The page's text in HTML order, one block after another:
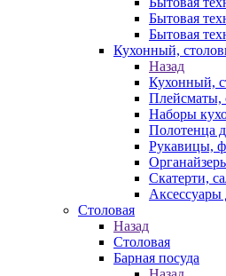
Бытовая
Бытовая
Кухонный,
Назад
Кухонный,
Плейсматы,
Наборы
Полотенца
Рукавицы,
Скатерти,
Аксессуары
Столовая
Назад
Столовая
Барная посуда